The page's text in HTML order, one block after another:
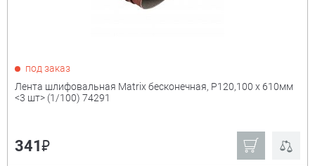
под заказ
Лента шлифовальная Matrix бесконечная, P120,100 х 610мм
<3 шт> (1/100) 74291
341₽